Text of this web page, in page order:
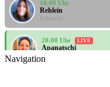
Rehlein
Rehmusik
Apanatschi
Feierabend
Navigation